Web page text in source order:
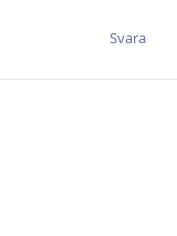
Svara